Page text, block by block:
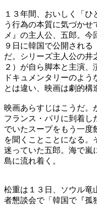
１３年間、おいしく「
う行為の本質に気づか
メ』の主人公、五郎。今
９日に韓国で公開され
だ。シリーズ主人公の井
２）が自ら脚本と主演、
ドキュメンタリーのよ
とは違い、映画は劇的構
映画あらすじはこうだ。
フランス・パリに到着し
でいたスープをもう一度
を聞くことことになる。
迷っていた五郎。海で嵐
島に流れ着く。
松重は１３日、ソウル竜
者懇談会で「韓国で『孤